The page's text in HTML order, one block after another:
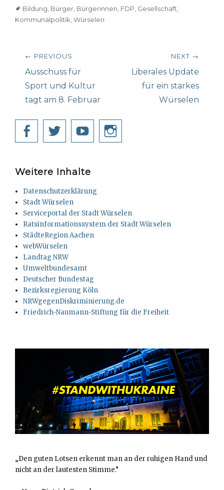
TagsBildung, Bürger, Bürgerinnen, FDP, Gesellschaft,
Kommunalpolitik,Würselen
Beitragsnavigation
← PREVIOUS
Previous
post:
Ausschuss für
Sport und Kultur
tagt am 8. Februar
NEXT →
NextLiberales Update
für ein starkes
Würselen
Facebook
TwitterYouTube
Weitere Inhalte
Datenschutzerklärung
Stadt Würselen
Serviceportal der Stadt Würselen
Ratsinformationssystem der Stadt Würselen
StädteRegion Aachen
webWürselen
Landtag NRW
Umweltbundesamt
Deutscher Bundestag
Bezirksregierung Köln
NRWgegenDiskriminierung.de
Friedrich-Naumann-Stiftung für die Freiheit
„Den guten Lotsen erkennt man an der ruhigen Hand und
nicht an der lautesten Stimme.“